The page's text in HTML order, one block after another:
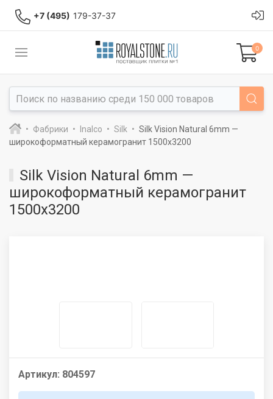
+7 (495) 179-37-37
0
Фабрики Inalco Silk
Silk Vision Natural 6mm —
широкоформатный керамогранит 1500x3200
Silk Vision Natural 6mm —
широкоформатный керамогранит
1500x3200
Артикул: 804597